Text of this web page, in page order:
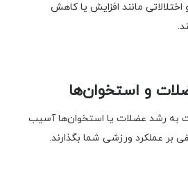
مانند افزایش یا کاهش
و استخوان‌ها
به رشد عضلات یا استخوان‌ها آسیب
بر عملکرد ورزشی شما بگذارند.